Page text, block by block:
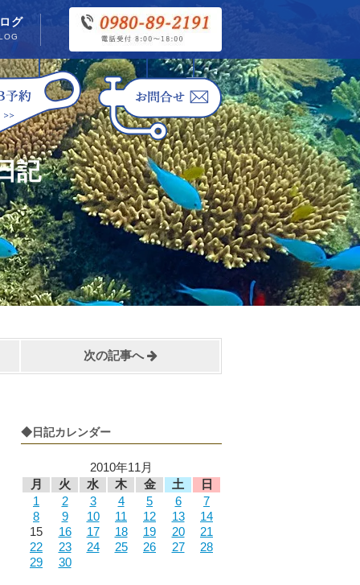
グ
記
次の記事へ
◆日記カレンダー
2010年11月
月
火 水 木 金 土
日
1
2 3 4 5 6
7
8
9 10 11 12 13
14
15
16 17 18 19 20
21
22
23 24 25 26 27
28
29
30